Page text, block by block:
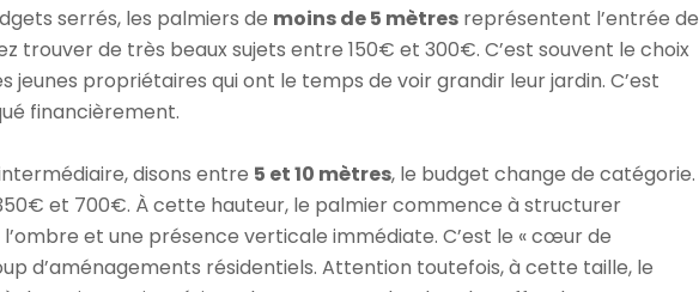
serrés, les palmiers de moins de 5 mètres représentent l’entrée de
trouver de très beaux sujets entre 150€ et 300€. C’est souvent le choix
jeunes propriétaires qui ont le temps de voir grandir leur jardin. C’est
financièrement.
disons entre 5 et 10 mètres, le budget change de catégorie.
et 700€. À cette hauteur, le palmier commence à structurer
et une présence verticale immédiate. C’est le « cœur de
d’aménagements résidentiels. Attention toutefois, à cette taille, le